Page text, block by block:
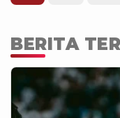
Indonesia.
BERITA